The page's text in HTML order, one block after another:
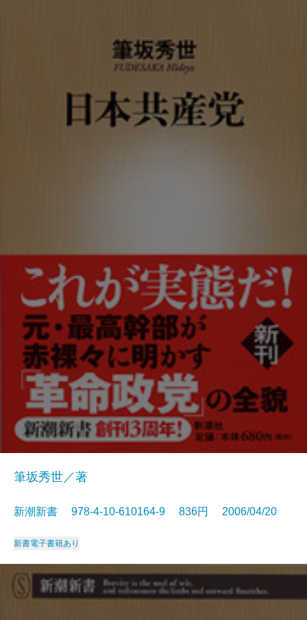
筆坂秀世／著
新潮新書 978-4-10-610164-9 836円 2006/04/20
新書電子書籍あり